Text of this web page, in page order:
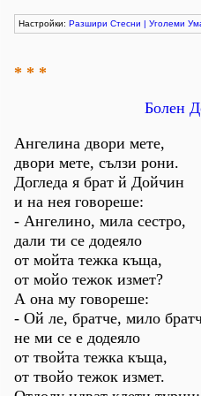
Настройки: Разшири Стесни | Уголеми
* * *
Болен
Ангелина двори мете,
двори мете, сълзи рони.
Догледа я брат й Дойчин
и на нея говореше:
- Ангелино, мила сестро,
дали ти се додеяло
от мойта тежка къща,
от мойо тежок измет?
А она му говореше:
- Ой ле, братче, мило
не ми се е додеяло
от твойта тежка къща,
от твойо тежок измет.